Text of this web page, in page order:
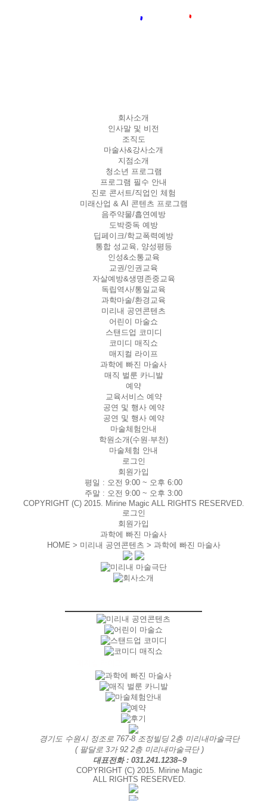
회사소개
인사말 및 비전
조직도
마술사&강사소개
지점소개
청소년 프로그램
프로그램 필수 안내
진로 콘서트/직업인 체험
미래산업 & AI 콘텐츠 프로그램
음주약물/흡연예방
도박중독 예방
딥페이크/학교폭력예방
통합 성교육, 양성평등
인성&소통교육
교권/인권교육
자살예방&생명존중교육
독립역사/통일교육
과학마술/환경교육
미리내 공연콘텐츠
어린이 마술쇼
스탠드업 코미디
코미디 매직쇼
매지컬 라이프
과학에 빠진 마술사
매직 벌룬 카니발
예약
교육서비스 예약
공연 및 행사 예약
공연 및 행사 예약
마술체험안내
학원소개(수원·부천)
마술체험 안내
로그인
회원가입
평일 : 오전 9:00 ~ 오후 6:00
주말 : 오전 9:00 ~ 오후 3:00
COPYRIGHT (C) 2015. Mirine Magic ALL RIGHTS RESERVED.
로그인
회원가입
과학에 빠진 마술사
HOME > 미리내 공연콘텐츠 > 과학에 빠진 마술사
경기도 수원시 정조로 767-8 조정빌딩 2층 미리내마술극단
( 팔달로 3가 92 2층 미리내마술극단 )
대표전화 : 031.241.1238~9
COPYRIGHT (C) 2015. Mirine Magic
ALL RIGHTS RESERVED.